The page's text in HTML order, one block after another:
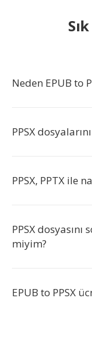
Neden EPUB to
PPSX
PPSX, PPTX ile
PPSX
miyim?
EPUB to PPSX